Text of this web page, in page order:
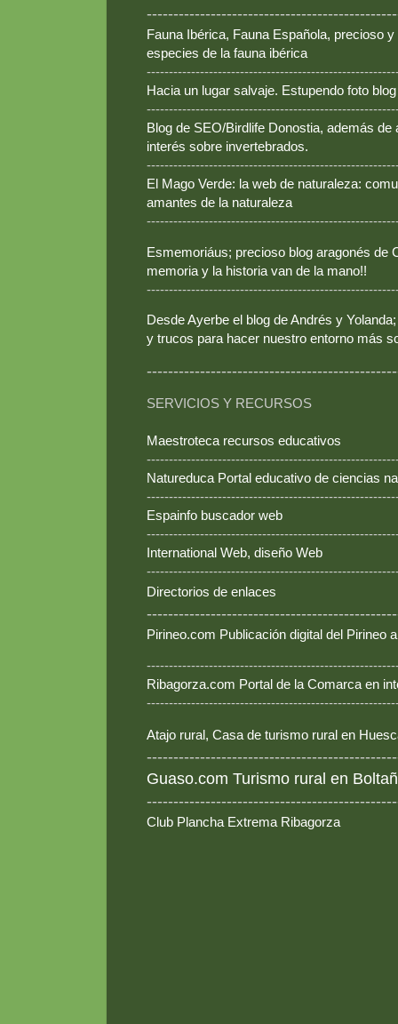
Fauna Ibérica, Fauna Española, precioso
especies de la fauna ibérica
Hacia un lugar salvaje. Estupendo foto
Blog de SEO/Birdlife Donostia, además
interés sobre invertebrados.
El Mago Verde: la web de naturaleza:
amantes de la naturaleza
Esmemoriáus; precioso blog aragonés de
memoria y la historia van de la mano!!
Desde Ayerbe el blog de Andrés y
y trucos para hacer nuestro entorno más
SERVICIOS Y RECURSOS
Maestroteca recursos educativos
Natureduca Portal educativo de ciencias
Espainfo buscador web
International Web, diseño Web
Directorios de enlaces
Pirineo.com Publicación digital del Pirineo
Ribagorza.com Portal de la Comarca en
Atajo rural, Casa de turismo rural en
Guaso.com Turismo rural en
Club Plancha Extrema Ribagorza